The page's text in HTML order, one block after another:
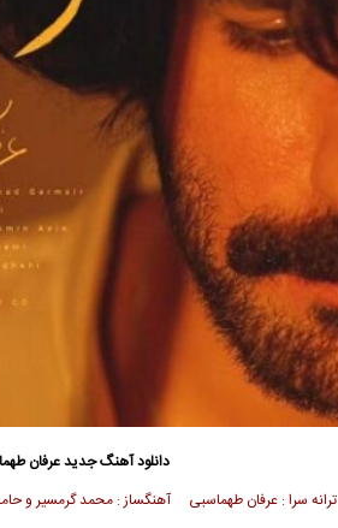
دانلود آهنگ جدیدعرفان
ترانه سرا : عرفان طهماسبی آهنگساز : محمد گرمسیر و